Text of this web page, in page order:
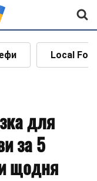
Local
для
за 5
щодня